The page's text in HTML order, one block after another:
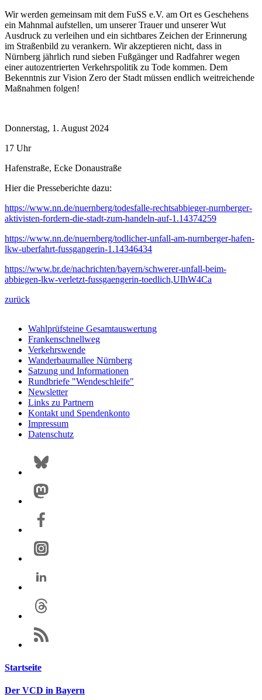
Wir werden gemeinsam mit dem FuSS e.V. am Ort es Geschehens
ein Mahnmal aufstellen, um unserer Trauer und unserer Wut
Ausdruck zu verleihen und ein sichtbares Zeichen der Erinnerung
im Straßenbild zu verankern. Wir akzeptieren nicht, dass in
Nürnberg jährlich rund sieben Fußgänger und Radfahrer wegen
einer autozentrierten Verkehrspolitik zu Tode kommen. Dem
Bekenntnis zur Vision Zero der Stadt müssen endlich weitreichende
Maßnahmen folgen!
Donnerstag, 1. August 2024
17 Uhr
Hafenstraße, Ecke Donaustraße
Hier die Presseberichte dazu:
https://www.nn.de/nuernberg/todesfalle-rechtsabbieger-nurnberger-
aktivisten-fordern-die-stadt-zum-handeln-auf-1.14374259
https://www.nn.de/nuernberg/todlicher-unfall-am-nurnberger-hafen-
lkw-uberfahrt-fussgangerin-1.14346434
https://www.br.de/nachrichten/bayern/schwerer-unfall-beim-
abbiegen-lkw-verletzt-fussgaengerin-toedlich,UIhW4Ca
zurück
Wahlprüfsteine Gesamtauswertung
Frankenschnellweg
Verkehrswende
Wanderbaumallee Nürnberg
Satzung und Informationen
Rundbriefe "Wendeschleife"
Newsletter
Links zu Partnern
Kontakt und Spendenkonto
Impressum
Datenschutz
Startseite
Der VCD in Bayern